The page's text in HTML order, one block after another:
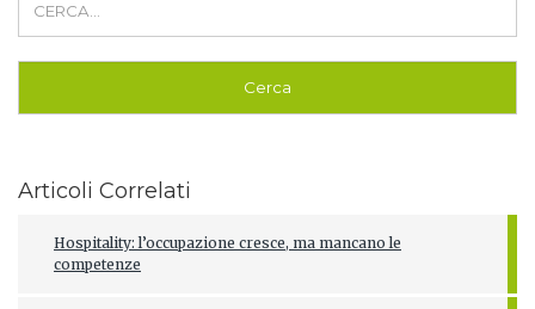
Articoli Correlati
Hospitality: l’occupazione cresce, ma mancano le
competenze